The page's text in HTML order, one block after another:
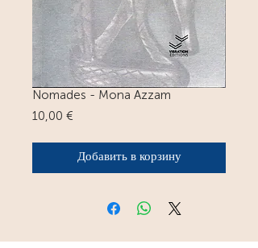
Nomades - Mona Azzam
10,00 €
Добавить в корзину